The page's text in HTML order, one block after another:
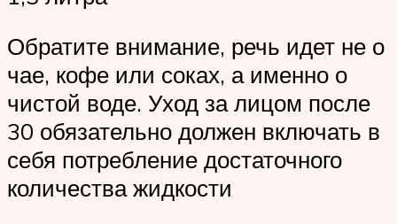
Обратите внимание, речь идет не о
чае, кофе или соках, а именно о
чистой воде. Уход за лицом после
30 обязательно должен включать в
себя потребление достаточного
количества жидкости